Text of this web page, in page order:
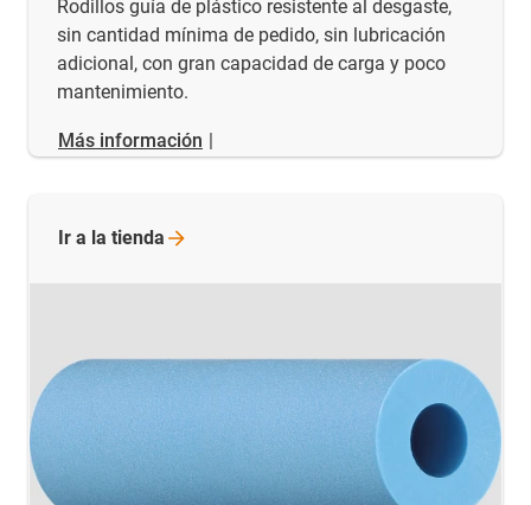
Rodillos guía de plástico resistente al desgaste,
sin cantidad mínima de pedido, sin lubricación
adicional, con gran capacidad de carga y poco
mantenimiento.
Más información |
Ir a la tienda